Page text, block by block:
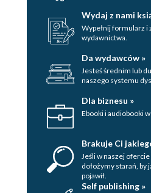
11
RUBRYKI
Od
Wydaj z nami
Wypełnij formularz i
wydawnictwa.
Da wydawców »
Jesteś średnim lub
naszego systemu
Dla biznesu »
Ebooki i audiobooki
Brakuje Ci
Jeśli w naszej
dołożymy starań, by
pojawił.
Self publishing »